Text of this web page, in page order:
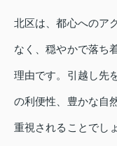
北区は、都心へのア
なく、穏やかで落ち
理由です。引越し先
の利便性、豊かな自
重視されることでし